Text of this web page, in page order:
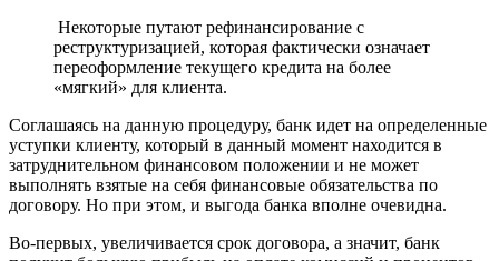
Некоторые путают рефинансирование с
реструктуризацией, которая фактически означает
переоформление текущего кредита на более
«мягкий» для клиента.
Соглашаясь на данную процедуру, банк идет на определенные
уступки клиенту, который в данный момент находится в
затруднительном финансовом положении и не может
выполнять взятые на себя финансовые обязательства по
договору. Но при этом, и выгода банка вполне очевидна.
Во-первых, увеличивается срок договора, а значит, банк